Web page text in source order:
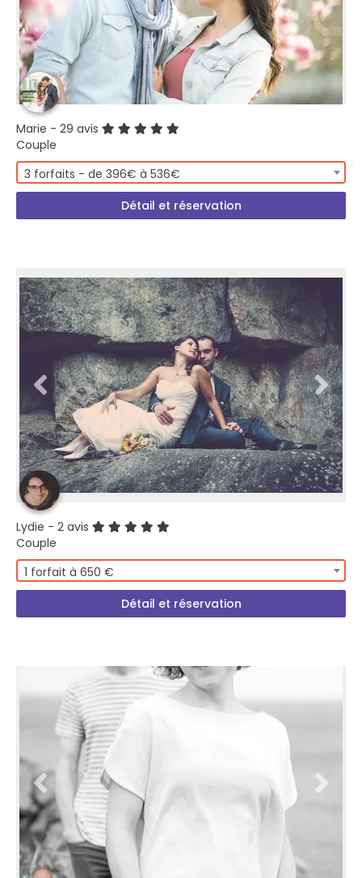
Marie - 29 avis
Couple
3 forfaits - de 396€ à 536€
Détail et réservation
Lydie - 2 avis
Couple
1 forfait à 650 €
Détail et réservation